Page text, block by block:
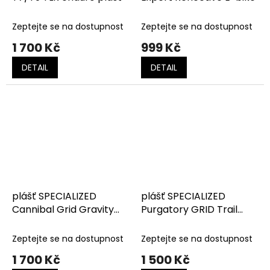
Zeptejte se na dostupnost
1 700 Kč
DETAIL
Zeptejte se na dostupnost
999 Kč
DETAIL
plášť SPECIALIZED
Cannibal Grid Gravity
Zeptejte se na dostupnost
1 700 Kč
plášť SPECIALIZED
Purgatory GRID Trail
Zeptejte se na dostupnost
1 500 Kč